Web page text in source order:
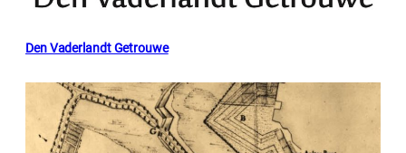
Den Vaderlandt Getrouwe